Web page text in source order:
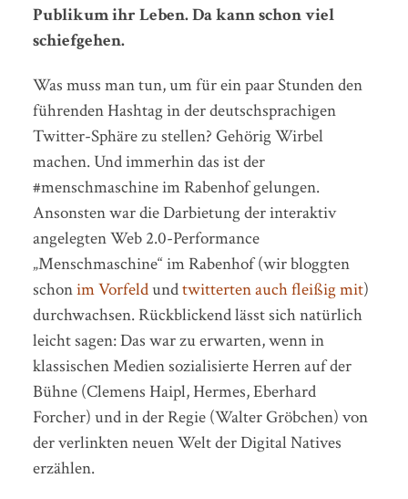
Publikum ihr Leben. Da kann schon viel
schiefgehen.
Was muss man tun, um für ein paar Stunden den
führenden Hashtag in der deutschsprachigen
Twitter-Sphäre zu stellen? Gehörig Wirbel
machen. Und immerhin das ist der
#menschmaschine im Rabenhof gelungen.
Ansonsten war die Darbietung der interaktiv
angelegten Web 2.0-Performance
„Menschmaschine“ im Rabenhof (wir bloggten
schonim Vorfeldundtwitterten auch fleißig mit)
durchwachsen. Rückblickend lässt sich natürlich
leicht sagen: Das war zu erwarten, wenn in
klassischen Medien sozialisierte Herren auf der
Bühne (Clemens Haipl, Hermes, Eberhard
Forcher) und in der Regie (Walter Gröbchen) von
der verlinkten neuen Welt der Digital Natives
erzählen.